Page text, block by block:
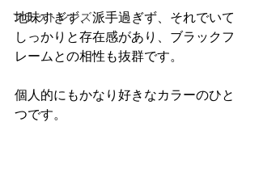
フラットレンズ
地味すぎず、派手過ぎず、それでいて
しっかりと存在感があり、ブラックフ
レームとの相性も抜群です。
個人的にもかなり好きなカラーのひと
つです。